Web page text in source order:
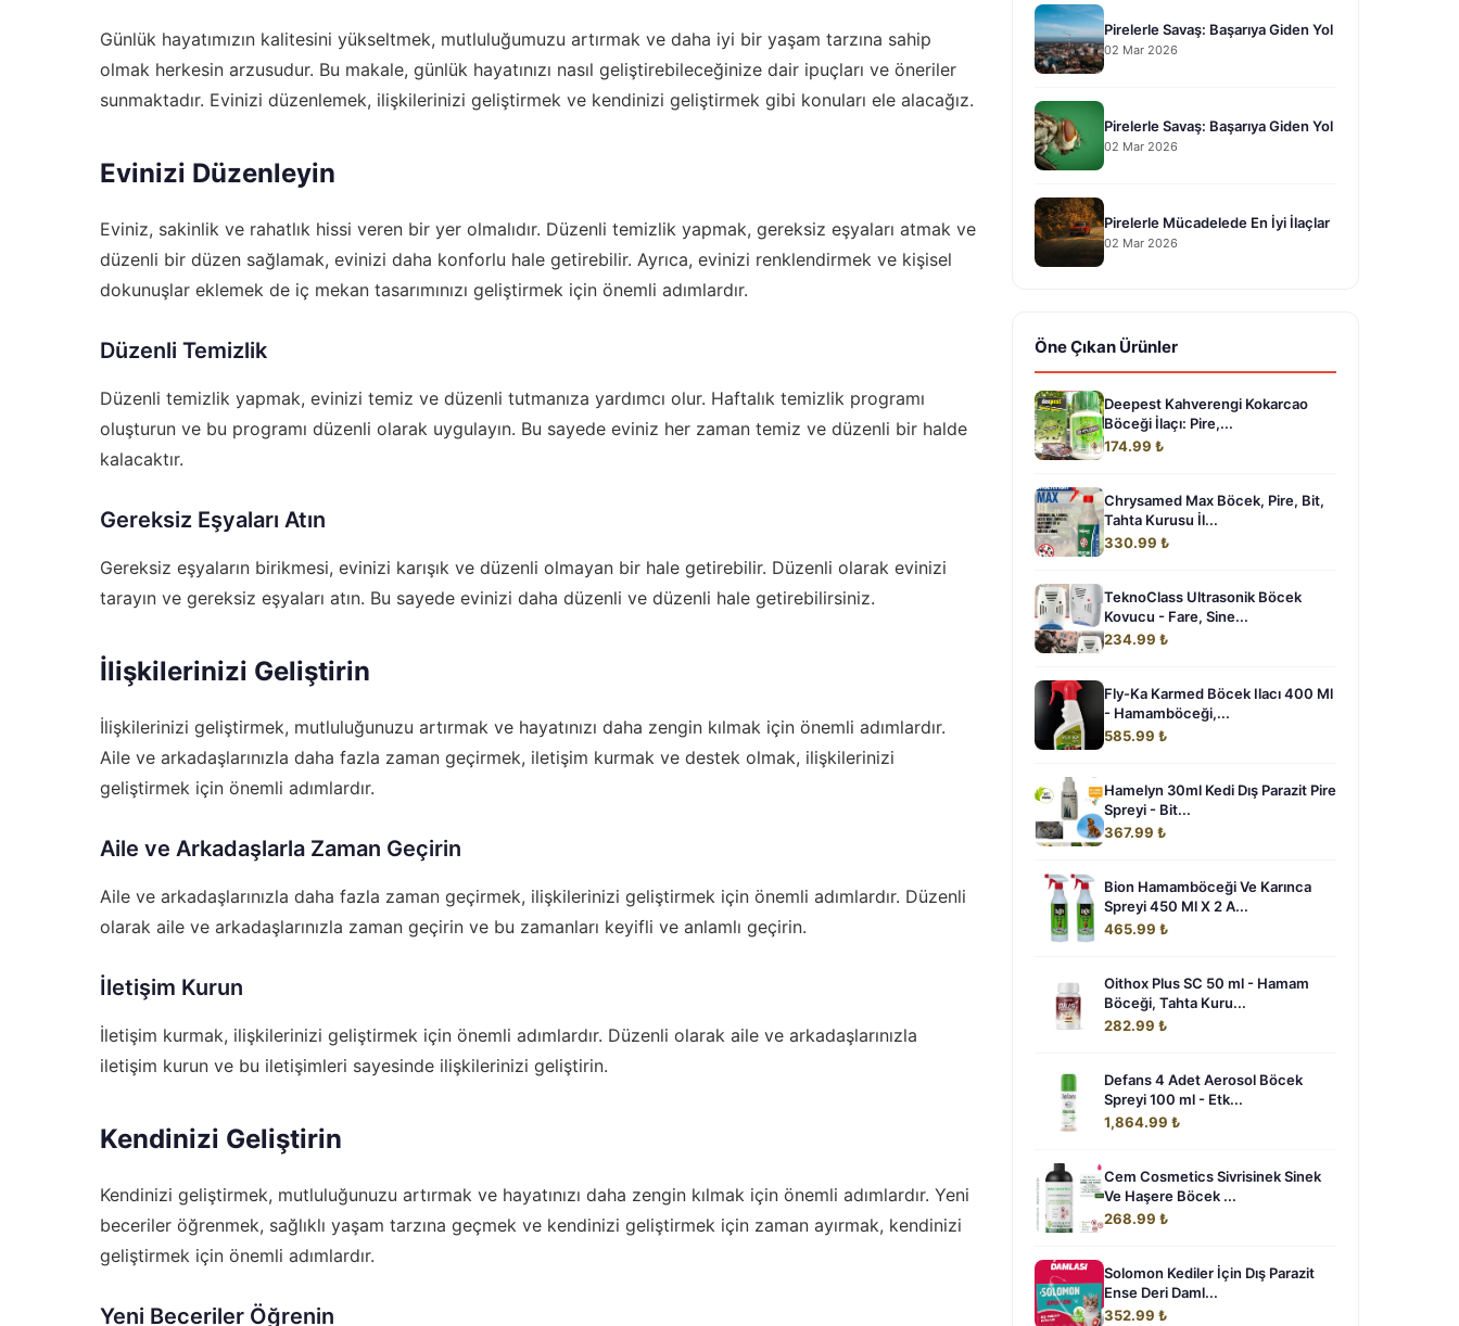
Günlük hayatımızın kalitesini yükseltmek, mutluluğumuzu artırmak ve daha iyi bir yaşam tarzına sahip
olmak herkesin arzusudur. Bu makale, günlük hayatınızı nasıl geliştirebileceğinize dair ipuçları ve öneriler
sunmaktadır. Evinizi düzenlemek, ilişkilerinizi geliştirmek ve kendinizi geliştirmek gibi konuları ele alacağız.
Evinizi Düzenleyin
Eviniz, sakinlik ve rahatlık hissi veren bir yer olmalıdır. Düzenli temizlik yapmak, gereksiz eşyaları atmak ve
düzenli bir düzen sağlamak, evinizi daha konforlu hale getirebilir. Ayrıca, evinizi renklendirmek ve kişisel
dokunuşlar eklemek de iç mekan tasarımınızı geliştirmek için önemli adımlardır.
Düzenli Temizlik
Düzenli temizlik yapmak, evinizi temiz ve düzenli tutmanıza yardımcı olur. Haftalık temizlik programı
oluşturun ve bu programı düzenli olarak uygulayın. Bu sayede eviniz her zaman temiz ve düzenli bir halde
kalacaktır.
Gereksiz Eşyaları Atın
Gereksiz eşyaların birikmesi, evinizi karışık ve düzenli olmayan bir hale getirebilir. Düzenli olarak evinizi
tarayın ve gereksiz eşyaları atın. Bu sayede evinizi daha düzenli ve düzenli hale getirebilirsiniz.
İlişkilerinizi Geliştirin
İlişkilerinizi geliştirmek, mutluluğunuzu artırmak ve hayatınızı daha zengin kılmak için önemli adımlardır.
Aile ve arkadaşlarınızla daha fazla zaman geçirmek, iletişim kurmak ve destek olmak, ilişkilerinizi
geliştirmek için önemli adımlardır.
Aile ve Arkadaşlarla Zaman Geçirin
Aile ve arkadaşlarınızla daha fazla zaman geçirmek, ilişkilerinizi geliştirmek için önemli adımlardır. Düzenli
olarak aile ve arkadaşlarınızla zaman geçirin ve bu zamanları keyifli ve anlamlı geçirin.
İletişim Kurun
İletişim kurmak, ilişkilerinizi geliştirmek için önemli adımlardır. Düzenli olarak aile ve arkadaşlarınızla
iletişim kurun ve bu iletişimleri sayesinde ilişkilerinizi geliştirin.
Kendinizi Geliştirin
Kendinizi geliştirmek, mutluluğunuzu artırmak ve hayatınızı daha zengin kılmak için önemli adımlardır. Yeni
beceriler öğrenmek, sağlıklı yaşam tarzına geçmek ve kendinizi geliştirmek için zaman ayırmak, kendinizi
geliştirmek için önemli adımlardır.
Yeni Beceriler Öğrenin
Pirelerle Savaş: Başarıya Giden Yol
02 Mar 2026
Pirelerle Savaş: Başarıya Giden Yol
02 Mar 2026
Pirelerle Mücadelede En İyi İlaçlar
02 Mar 2026
Öne Çıkan Ürünler
Deepest Kahverengi Kokarcao
Böceği İlaçı: Pire,...
174.99 ₺
Chrysamed Max Böcek, Pire, Bit,
Tahta Kurusu İl...
330.99 ₺
TeknoClass Ultrasonik Böcek
Kovucu - Fare, Sine...
234.99 ₺
Fly-Ka Karmed Böcek Ilacı 400 Ml
- Hamamböceği,...
585.99 ₺
Hamelyn 30ml Kedi Dış Parazit Pire
Spreyi - Bit...
367.99 ₺
Bion Hamamböceği Ve Karınca
Spreyi 450 Ml X 2 A...
465.99 ₺
Oithox Plus SC 50 ml - Hamam
Böceği, Tahta Kuru...
282.99 ₺
Defans 4 Adet Aerosol Böcek
Spreyi 100 ml - Etk...
1,864.99 ₺
Cem Cosmetics Sivrisinek Sinek
Ve Haşere Böcek ...
268.99 ₺
Solomon Kediler İçin Dış Parazit
Ense Deri Daml...
352.99 ₺